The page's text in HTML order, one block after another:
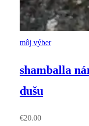
môj výber
shamballa
dušu
€20.00